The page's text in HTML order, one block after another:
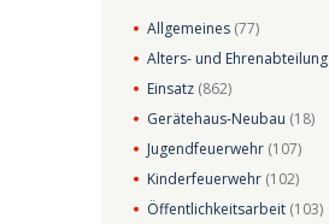
Allgemeines (77)
Alters- und Ehrenabteilung
Einsatz (862)
Gerätehaus-Neubau (18)
Jugendfeuerwehr (107)
Kinderfeuerwehr (102)
Öffentlichkeitsarbeit (103)